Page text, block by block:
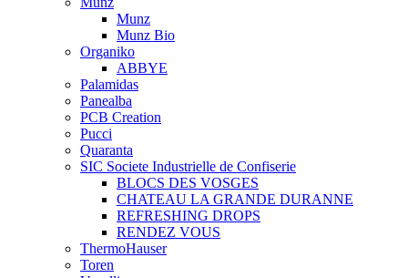
Munz
Munz Bio
Organiko
ABBYE
Palamidas
Panealba
PCB Creation
Pucci
Quaranta
SIC Societe Industrielle de Confiserie
BLOCS DES VOSGES
CHATEAU LA GRANDE DURANNE
REFRESHING DROPS
RENDEZ VOUS
ThermoHauser
Toren